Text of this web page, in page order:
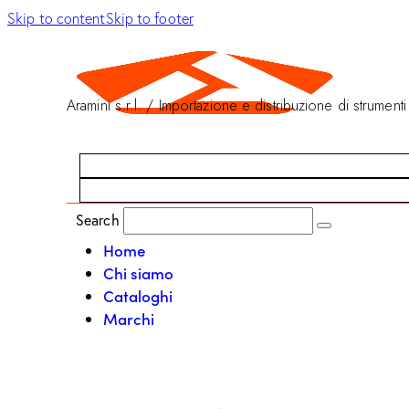
Skip to contentSkip to footer
Aramini s.r.l. / Importazione e distribuzione di strumenti
Search
Home
Chi siamo
Cataloghi
Marchi